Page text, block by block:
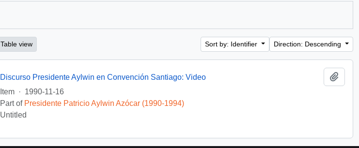
Table view Sort by: Identifier Direction: Descending
Discurso Presidente Aylwin en Convención Santiago: Video
Item
· 1990-11-16
Part of Presidente Patricio Aylwin Azócar (1990-1994)
Untitled